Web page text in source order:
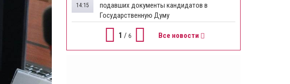
подавших документы кандидатов в
Государственную Думу
14:15
1 / 6 Все новости